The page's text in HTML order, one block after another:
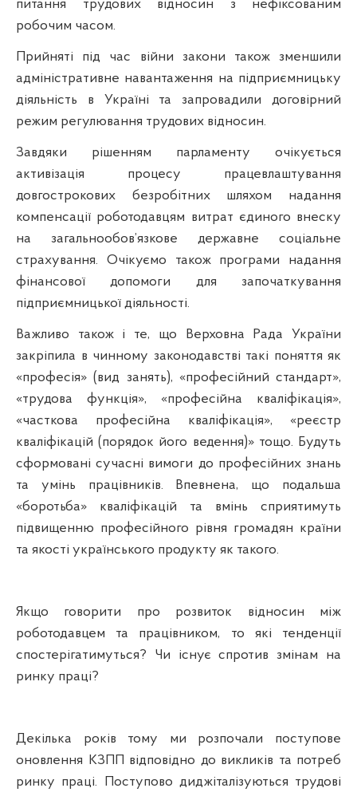
питання трудових відносин з нефіксованим
робочим часом.
Прийняті під час війни закони також зменшили
адміністративне навантаження на підприємницьку
діяльність в Україні та запровадили договірний
режим регулювання трудових відносин.
Завдяки рішенням парламенту очікується
активізація процесу працевлаштування
довгострокових безробітних шляхом надання
компенсації роботодавцям витрат єдиного внеску
на загальнообов’язкове державне соціальне
страхування. Очікуємо також програми надання
фінансової допомоги для започаткування
підприємницької діяльності.
Важливо також і те, що Верховна Рада України
закріпила в чинному законодавстві такі поняття як
«професія» (вид занять), «професійний стандарт»,
«трудова функція», «професійна кваліфікація»,
«часткова професійна кваліфікація», «реєстр
кваліфікацій (порядок його ведення)» тощо. Будуть
сформовані сучасні вимоги до професійних знань
та умінь працівників. Впевнена, що подальша
«боротьба» кваліфікацій та вмінь сприятимуть
підвищенню професійного рівня громадян країни
та якості українського продукту як такого.
Якщо говорити про розвиток відносин між
роботодавцем та працівником, то які тенденції
спостерігатимуться? Чи існує спротив змінам на
ринку праці?
Декілька років тому ми розпочали поступове
оновлення КЗПП відповідно до викликів та потреб
ринку праці. Поступово диджіталізуються трудові